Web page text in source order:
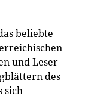
beliebte
und Leser
des
sich